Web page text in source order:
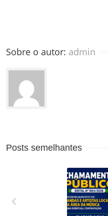
Sobre o autor: admin
Posts semelhantes